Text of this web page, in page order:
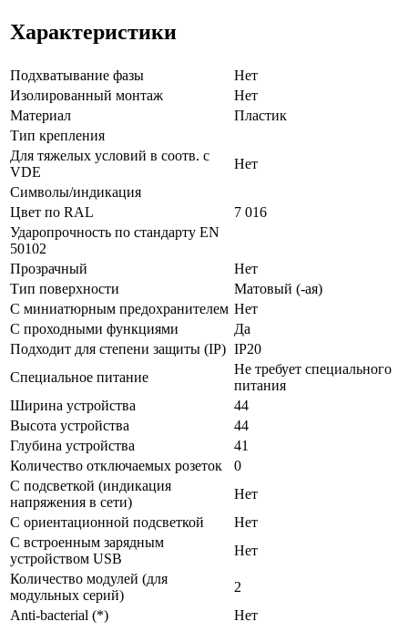
Характеристики
Подхватывание фазы
Нет
Изолированный монтаж
Нет
Материал
Пластик
Тип крепления
Для тяжелых условий в соотв. с
VDE
Нет
Символы/индикация
Цвет по RAL
7 016
Ударопрочность по стандарту EN
50102
Прозрачный
Нет
Тип поверхности
Матовый (-ая)
С миниатюрным предохранителем Нет
С проходными функциями
Да
Подходит для степени защиты (IP) IP20
Специальное питание
Не требует специального
питания
Ширина устройства
44
Высота устройства
44
Глубина устройства
41
Количество отключаемых розеток
0
С подсветкой (индикация
напряжения в сети)
Нет
С ориентационной подсветкой
Нет
С встроенным зарядным
устройством USB
Нет
Количество модулей (для
модульных серий)
2
Anti-bacterial (*)
Нет